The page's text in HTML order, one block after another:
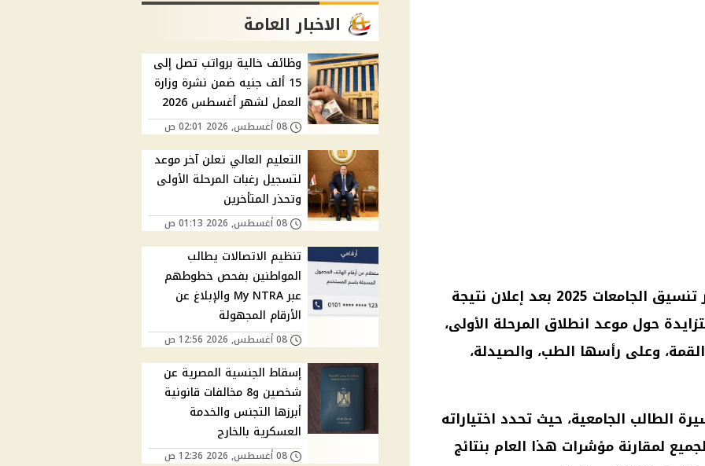
تنسيق الجامعات 2025 بعد إعلان نتيجة
حول موعد انطلاق المرحلة الأولى،
وعلى رأسها الطب، والصيدلة،
الطالب الجامعية، حيث تحدد اختياراته
لمقارنة مؤشرات هذا العام بنتائج
الاخبار العامة
وظائف خالية برواتب تصل إلى
15 ألف جنيه ضمن نشرة وزارة
العمل لشهر أغسطس 2026
08 أغسطس, 2026 02:01 ص
التعليم العالي تعلن آخر موعد
لتسجيل رغبات المرحلة الأولى
وتحذر المتأخرين
08 أغسطس, 2026 01:13 ص
تنظيم الاتصالات يطالب
المواطنين بفحص خطوطهم
عبر My NTRA والإبلاغ عن
الأرقام المجهولة
08 أغسطس, 2026 12:56 ص
إسقاط الجنسية المصرية عن
شخصين و8 مخالفات قانونية
أبرزها التجنس والخدمة
العسكرية بالخارج
08 أغسطس, 2026 12:36 ص